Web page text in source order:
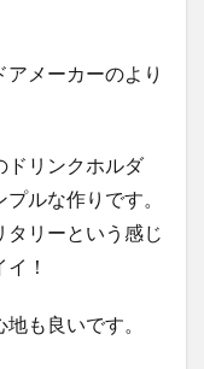
メーカーのより
ドリンクホルダ
ルな作りです。
リーという感じ
！
も良いです。